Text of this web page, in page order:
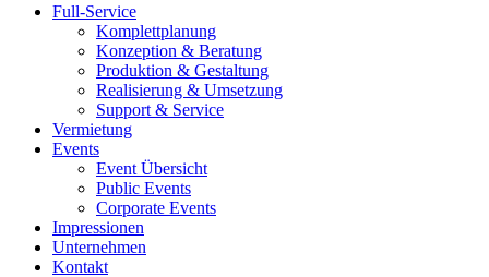
Full-Service
Komplettplanung
Konzeption & Beratung
Produktion & Gestaltung
Realisierung & Umsetzung
Support & Service
Vermietung
Events
Event Übersicht
Public Events
Corporate Events
Impressionen
Unternehmen
Kontakt